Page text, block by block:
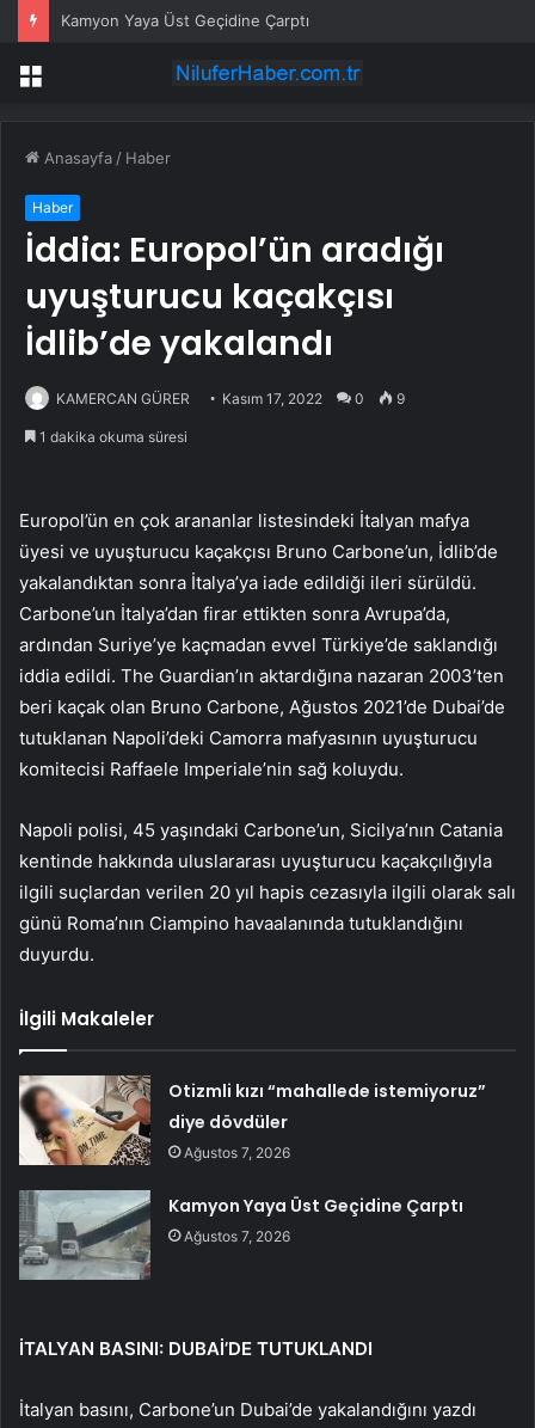
Kamyon Yaya Üst Geçidine Çarptı
Menü
Anasayfa / Haber
Haber
İddia: Europol’ün aradığı
uyuşturucu kaçakçısı
İdlib’de yakalandı
KAMERCAN GÜRER Kasım 17, 2022 0 9
1 dakika okuma süresi
Europol’ün en çok arananlar listesindeki İtalyan mafya
üyesi ve uyuşturucu kaçakçısı Bruno Carbone’un, İdlib’de
yakalandıktan sonra İtalya’ya iade edildiği ileri sürüldü.
Carbone’un İtalya’dan firar ettikten sonra Avrupa’da,
ardından Suriye’ye kaçmadan evvel Türkiye’de saklandığı
iddia edildi. The Guardian’ın aktardığına nazaran 2003’ten
beri kaçak olan Bruno Carbone, Ağustos 2021’de Dubai’de
tutuklanan Napoli’deki Camorra mafyasının uyuşturucu
komitecisi Raffaele Imperiale’nin sağ koluydu.
Napoli polisi, 45 yaşındaki Carbone’un, Sicilya’nın Catania
kentinde hakkında uluslararası uyuşturucu kaçakçılığıyla
ilgili suçlardan verilen 20 yıl hapis cezasıyla ilgili olarak salı
günü Roma’nın Ciampino havaalanında tutuklandığını
duyurdu.
İlgili Makaleler
Otizmli kızı “mahallede istemiyoruz”
diye dövdüler
Ağustos 7, 2026
Kamyon Yaya Üst Geçidine Çarptı
Ağustos 7, 2026
İTALYAN BASINI: DUBAİ’DE TUTUKLANDI
İtalyan basını, Carbone’un Dubai’de yakalandığını yazdı